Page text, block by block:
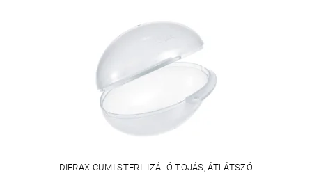
DIFRAX CUMI STERILIZÁLÓ TOJÁS, ÁTLÁTSZÓ